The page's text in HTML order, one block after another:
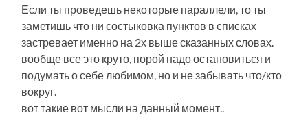
Если ты проведешь некоторые параллели, то ты
заметишь что ни состыковка пунктов в списках
застревает именно на 2х выше сказанных словах.
вообще все это круто, порой надо остановиться и
подумать о себе любимом, но и не забывать что/кто
вокруг.
вот такие вот мысли на данный момент..